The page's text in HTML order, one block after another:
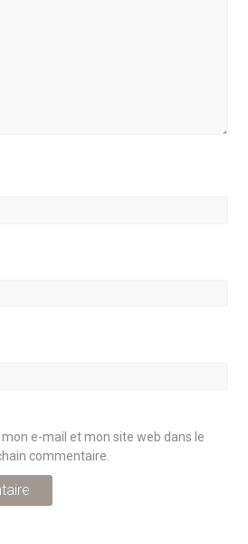
e-mail et mon site web dans le
commentaire.